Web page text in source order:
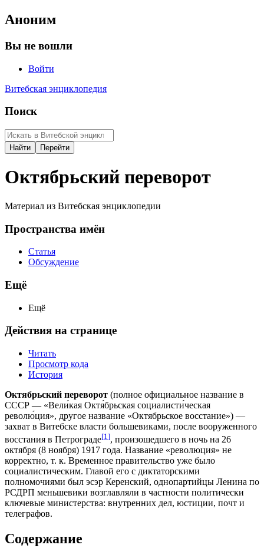
Аноним
Вы не вошли
Войти
Витебская энциклопедия
Поиск
Октябрьский переворот
Материал из Витебская энциклопедии
Пространства имён
Статья
Обсуждение
Ещё
Ещё
Действия на странице
Читать
Просмотр кода
История
Октябрьский переворот (полное официальное название в
СССР — «Вели́кая Октя́брьская социалисти́ческая
револю́ция», другое название «Октябрьское восстание») —
захват в Витебске власти большевиками, после вооруженного
восстания в Петрограде[1], произошедшего в ночь на 26
октября (8 ноября) 1917 года. Название «революция» не
корректно, т. к. Временное правительство уже было
социалистическим. Главой его с диктаторскими
полномочиями был эсэр Керенский, однопартийцы Ленина по
РСДРП меньшевики возглавляли в частности политически
ключевые министерства: внутренних дел, юстиции, почт и
телеграфов.
Содержание